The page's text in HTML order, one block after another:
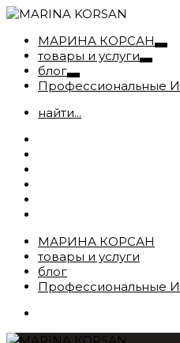
МАРИНА КОРСАН
товары и услуги
блог
Профессиональные
найти...
МАРИНА КОРСАН
товары и услуги
блог
Профессиональные